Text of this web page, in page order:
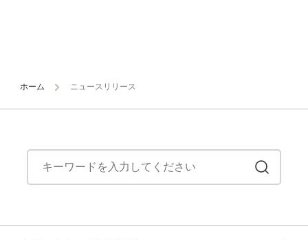
ホーム ニュースリリース